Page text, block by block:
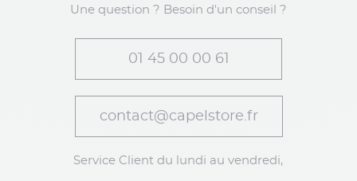
Une question ? Besoin d'un conseil ?
01 45 00 00 61
contact@capelstore.fr
Service Client du lundi au vendredi,